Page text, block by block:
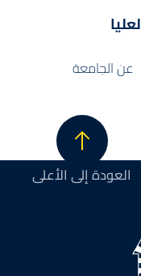
عن الجامعة
العودة إلى الأعلى